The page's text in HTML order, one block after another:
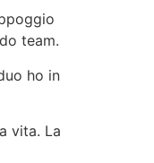
team.
ho in
vita. La